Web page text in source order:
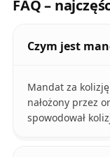
FAQ –
Czym jest
Mandat za
nałożony przez
spowodował